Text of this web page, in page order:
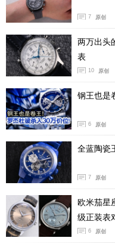
质很容易在面临强冲击
但是陶瓷材质也能保证
表链的表面不会产生划
虽然并非完全采用陶
性，所以在表背、表冠
7 原创
两万出头
表
10 原创
钢王也是
6 原创
全蓝陶瓷
7 原创
欧米茄星
级正装表
6 原创